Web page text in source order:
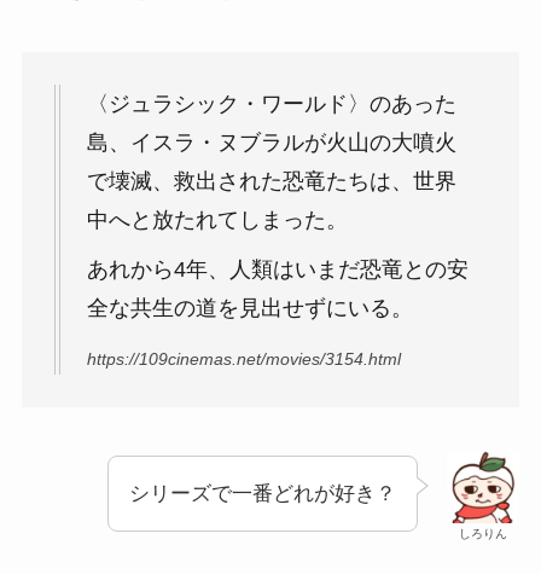
〈ジュラシック・ワールド〉のあった
島、イスラ・ヌブラルが火山の大噴火
で壊滅、救出された恐竜たちは、世界
中へと放たれてしまった。
あれから4年、人類はいまだ恐竜との安
全な共生の道を見出せずにいる。
https://109cinemas.net/movies/3154.html
しろりん
シリーズで一番どれが好き？